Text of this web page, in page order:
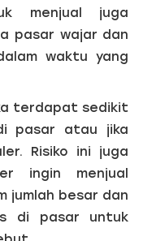
menjual juga
pasar wajar dan
waktu yang
terdapat sedikit
pasar atau jika
Risiko ini juga
ingin menjual
jumlah besar dan
di pasar untuk